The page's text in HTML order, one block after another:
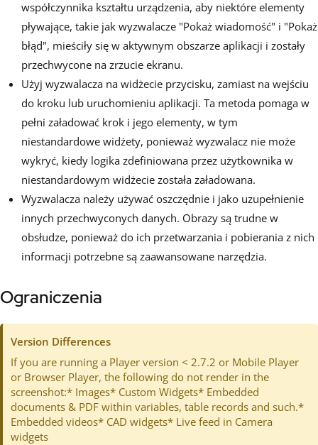
współczynnika kształtu urządzenia, aby niektóre elementy
pływające, takie jak wyzwalacze "Pokaż wiadomość" i "Pokaż
błąd", mieściły się w aktywnym obszarze aplikacji i zostały
przechwycone na zrzucie ekranu.
Użyj wyzwalacza na widżecie przycisku, zamiast na wejściu
do kroku lub uruchomieniu aplikacji. Ta metoda pomaga w
pełni załadować krok i jego elementy, w tym
niestandardowe widżety, ponieważ wyzwalacz nie może
wykryć, kiedy logika zdefiniowana przez użytkownika w
niestandardowym widżecie została załadowana.
Wyzwalacza należy używać oszczędnie i jako uzupełnienie
innych przechwyconych danych. Obrazy są trudne w
obsłudze, ponieważ do ich przetwarzania i pobierania z nich
informacji potrzebne są zaawansowane narzędzia.
Ograniczenia
Version Differences
If you are running a Player version < 2.7.2 or Mobile Player
or Browser Player, the following do not render in the
screenshot:* Images* Custom Widgets* Embedded
documents & PDF within variables, table records and such.*
Embedded videos* CAD widgets* Live feed in Camera
widgets